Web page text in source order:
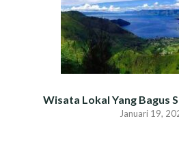
Wisata Lokal Yang Bagus
Januari 19,